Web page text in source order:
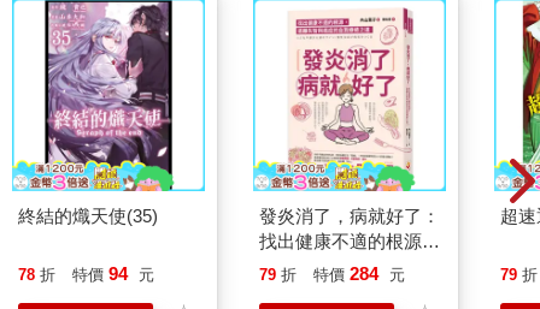
終結的熾天使(35)
78 折 特價 94 元
發炎消了，病就好了：
找出健康不適的根源，
遠離失智與癌症的自我
79 折 特價 284 元
超
79 折